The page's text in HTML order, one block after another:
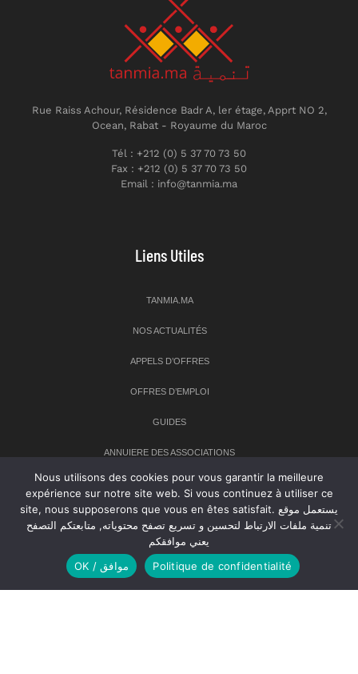
Rue Raiss Achour, Résidence Badr A, ler étage, Apprt NO 2,
Ocean, Rabat - Royaume du Maroc
Tél : +212 (0) 5 37 70 73 50
Fax : +212 (0) 5 37 70 73 50
Email : info@tanmia.ma
Liens Utiles
TANMIA.MA
NOS ACTUALITÉS
APPELS D’OFFRES
OFFRES D’EMPLOI
GUIDES
ANNUIERE DES ASSOCIATIONS
Newsletter
Inscrivez-vous à notre newsletter pour recevoir les dernières
nouvelles sur TANMIA
Nous utilisons des cookies pour vous garantir la meilleure
expérience sur notre site web. Si vous continuez à utiliser ce
site, nous supposerons que vous en êtes satisfait. يستعمل موقع
تنمية ملفات الارتباط لتحسين و تسريع تصفح محتوياته, متابعتكم التصفح
يعني موافقكم
OK / موافق
Politique de confidentialité